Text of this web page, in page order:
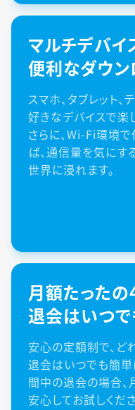
マルチデバイ
便利なダウン
スマホ、タブレット
好きなデバイスで楽
さらに、Wi-Fi環境
ば、通信量を気にす
世界に浸れます。
月額たった
退会はいつで
安心の定額制で、ど
退会はいつでも簡単
間中の退会の場合
安心してお試しくだ